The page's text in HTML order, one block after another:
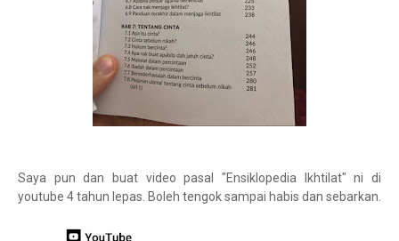
Saya pun dan buat video pasal "Ensiklopedia Ikhtilat" ni di
youtube 4 tahun lepas. Boleh tengok sampai habis dan sebarkan.